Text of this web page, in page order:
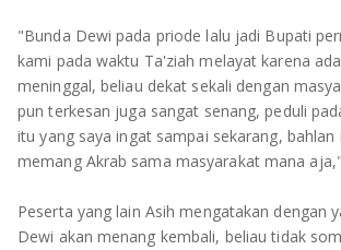
"Bunda Dewi pada priode lalu jadi Bupati
kami pada waktu Ta'ziah melayat karena
meninggal, beliau dekat sekali dengan
pun terkesan juga sangat senang, peduli
itu yang saya ingat sampai sekarang, bahlan
memang Akrab sama masyarakat mana
Peserta yang lain Asih mengatakan dengan
Dewi akan menang kembali, beliau tidak